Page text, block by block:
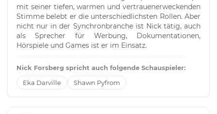
mit seiner tiefen, warmen und vertrauenerweckenden
Stimme belebt er die unterschiedlichsten Rollen. Aber
nicht nur in der Synchronbranche ist Nick tätig, auch
als Sprecher für Werbung, Dokumentationen,
Hörspiele und Games ist er im Einsatz.
Nick Forsberg spricht auch folgende Schauspieler:
Eka Darville
Shawn Pyfrom